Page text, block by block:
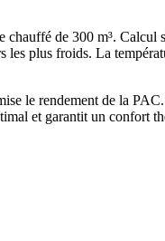
chauffé de 300 m³.
plus froids. La
le rendement de la
et garantit un confort